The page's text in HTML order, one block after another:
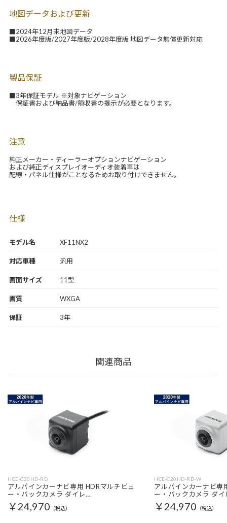
モデル名 XF11NX2
地図データおよび更新
■2024年12月末地図データ
■2026年度版/2027年度版/2028年度版 地図データ無償更新対応
製品保証
■3年保証モデル ※対象ナビゲーション
保証書および納品書/領収書の提示が必要となります。
注意
純正メーカー・ディーラーオプションナビゲーション
および純正ディスプレイオーディオ装着車は
配線・パネル仕様がことなるためお取り付けできません。
仕様
対応車種 汎用
画面サイズ 11型
画質 WXGA
保証 3年
関連商品
HCE-C20HD-RD
アルパインカーナビ専用 HDRマルチビュ
ー・バックカメラ ダイレ…
￥24,970 （税込）
HCE-C20HD-RD-W
アルパインカーナビ専
ー・バックカメラ ダ
￥24,970 （税込）